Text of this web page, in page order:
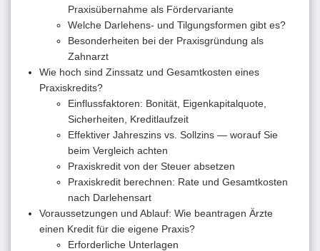
Praxisübernahme als Fördervariante
Welche Darlehens- und Tilgungsformen gibt es?
Besonderheiten bei der Praxisgründung als
Zahnarzt
Wie hoch sind Zinssatz und Gesamtkosten eines
Praxiskredits?
Einflussfaktoren: Bonität, Eigenkapitalquote,
Sicherheiten, Kreditlaufzeit
Effektiver Jahreszins vs. Sollzins — worauf Sie
beim Vergleich achten
Praxiskredit von der Steuer absetzen
Praxiskredit berechnen: Rate und Gesamtkosten
nach Darlehensart
Voraussetzungen und Ablauf: Wie beantragen Ärzte
einen Kredit für die eigene Praxis?
Erforderliche Unterlagen